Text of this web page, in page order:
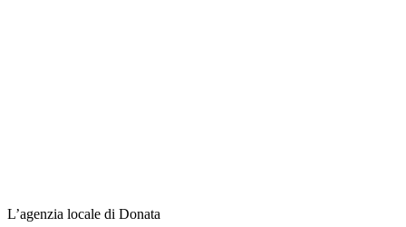
L’agenzia locale di Donata